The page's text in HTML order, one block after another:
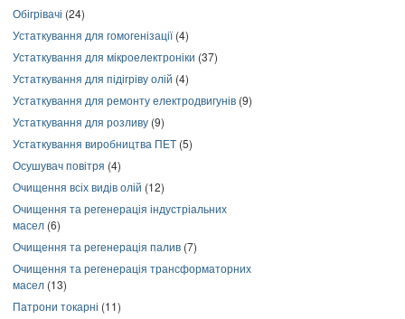
Обігрівачі (24)
Устаткування для гомогенізації(4)
Устаткування для мікроелектроніки (37)
Устаткування для підігріву олій (4)
Устаткування для ремонту електродвигунів (9)
Устаткування для розливу (9)
Устаткування виробництва ПЕТ (5)
Осушувач повітря (4)
Очищення всіх видів олій (12)
Очищення та регенерація індустріальних
масел (6)
Очищення та регенерація палив (7)
Очищення та регенерація трансформаторних
масел (13)
Патрони токарні (11)